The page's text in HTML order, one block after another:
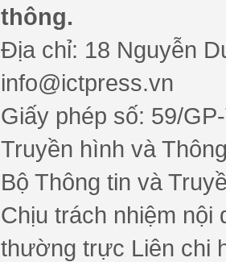
thông.
Địa chỉ: 18 Nguyễn
info@ictpress.vn
Giấy phép số: 59/
Truyền hình và
Bộ Thông tin và
Chịu trách nhiệm nội
thường trực Liên chi